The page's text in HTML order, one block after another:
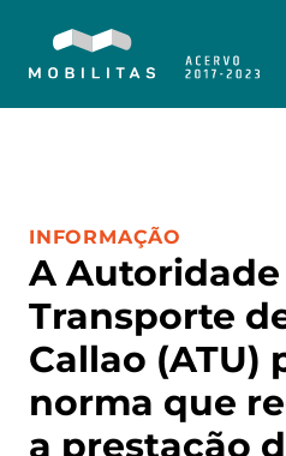
A
Transporte
Callao (ATU)
norma que
a prestação
CATEGORIA:
INFORMAÇÃO